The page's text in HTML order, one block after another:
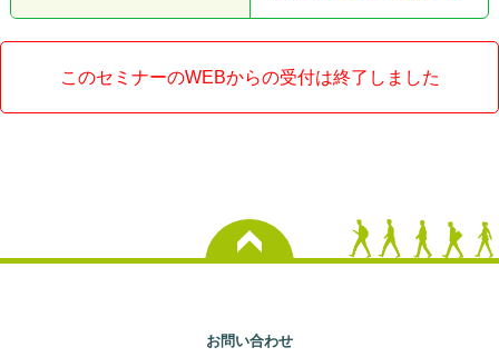
このセミナーのWEBからの受付は終了しました
お問い合わせ